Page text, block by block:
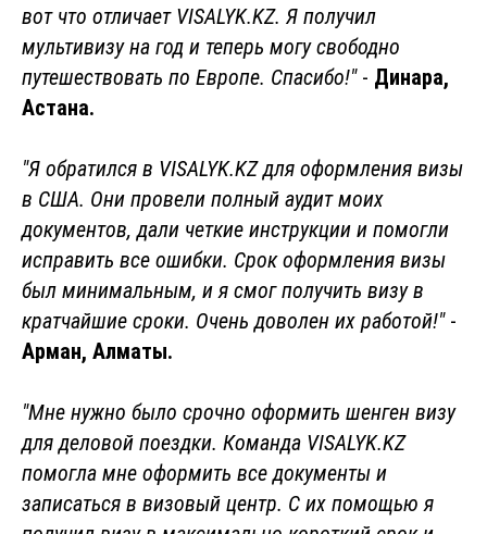
вот что отличает VISALYK.KZ. Я получил
мультивизу на год и теперь могу свободно
путешествовать по Европе. Спасибо!"- Динара,
Астана.
"Я обратился в VISALYK.KZ для оформления визы
в США. Они провели полный аудит моих
документов, дали четкие инструкции и помогли
исправить все ошибки. Срок оформления визы
был минимальным, и я смог получить визу в
кратчайшие сроки. Очень доволен их работой!"-
Арман, Алматы.
"Мне нужно было срочно оформить шенген визу
для деловой поездки. Команда VISALYK.KZ
помогла мне оформить все документы и
записаться в визовый центр. С их помощью я